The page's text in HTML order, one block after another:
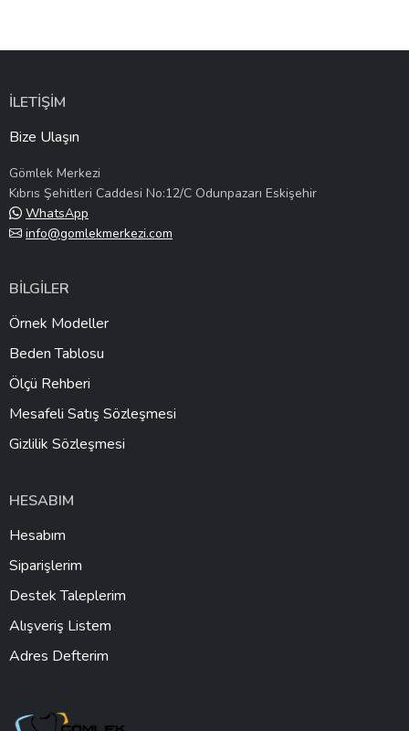
İLETİŞİM
Bize Ulaşın
Gömlek Merkezi
Kıbrıs Şehitleri Caddesi No:12/C Odunpazarı Eskişehir
WhatsApp
info@gomlekmerkezi.com
BİLGİLER
Örnek Modeller
Beden Tablosu
Ölçü Rehberi
Mesafeli Satış Sözleşmesi
Gizlilik Sözleşmesi
HESABIM
Hesabım
Siparişlerim
Destek Taleplerim
Alışveriş Listem
Adres Defterim